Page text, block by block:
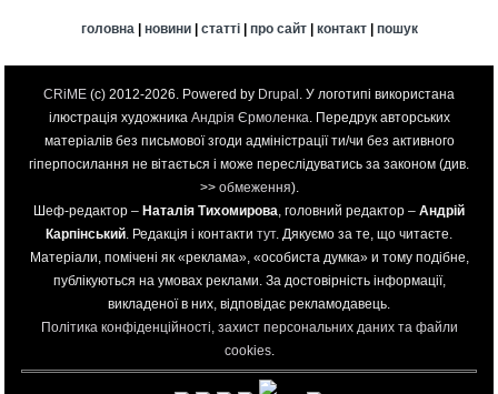
головна| новини| статті| про сайт| контакт| пошук
CRiME (c) 2012-2026. Powered by Drupal . У логотипі використана
ілюстрація художника Андрія Єрмоленка. Передрук авторських
матеріалів без письмової згоди адміністрації ти/чи без активного
гіперпосилання не вітається і може переслідуватись за законом (див.
>> обмеження).
Шеф-редактор – Наталія Тихомирова, головний редактор – Андрій
Карпінський. Редакція і контакти тут. Дякуємо за те, що читаєте.
Матеріали, помічені як «реклама», «особиста думка» и тому подібне,
публікуються на умовах реклами. За достовірність інформації,
викладеної в них, відповідає рекламодавець.
Політика конфіденційності, захист персональних даних та файли
cookies.